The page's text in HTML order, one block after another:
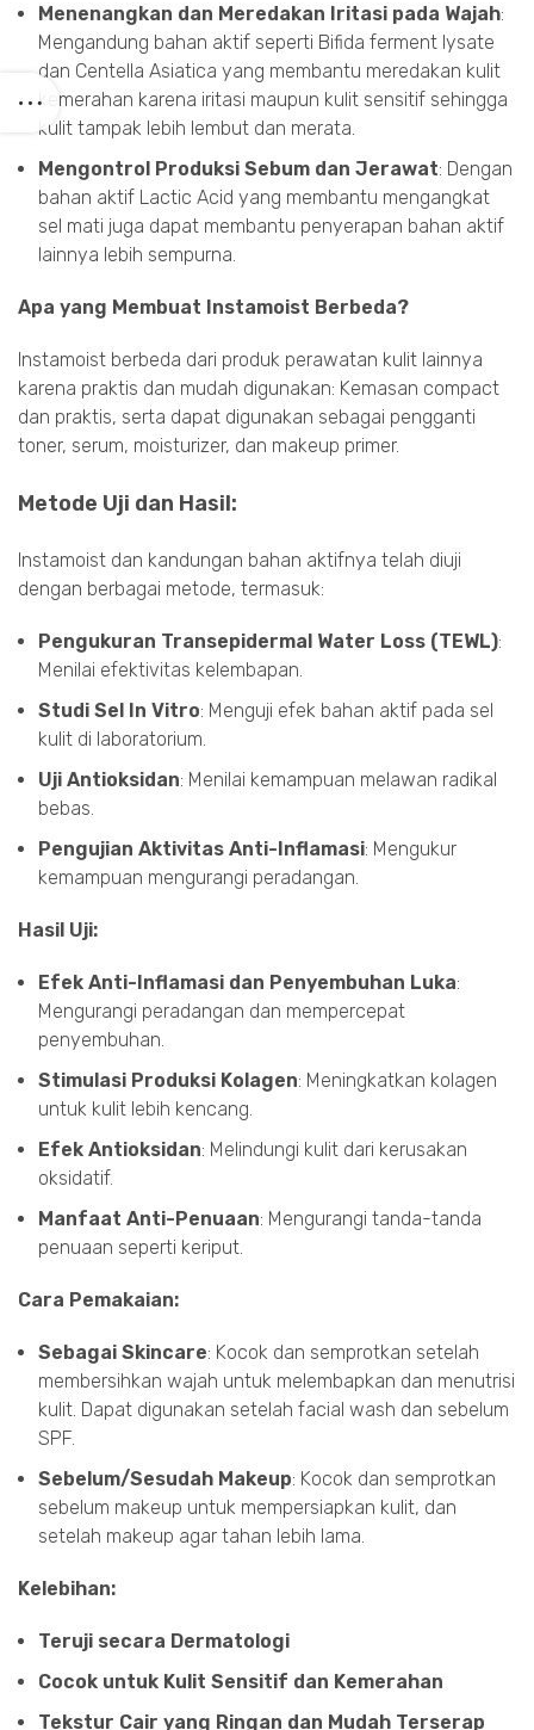
Menenangkan dan Meredakan Iritasi pada Wajah:
Mengandung bahan aktif seperti Bifida ferment lysate
dan Centella Asiatica yang membantu meredakan kulit
kemerahan karena iritasi maupun kulit sensitif sehingga
kulit tampak lebih lembut dan merata.
Mengontrol Produksi Sebum dan Jerawat: Dengan
bahan aktif Lactic Acid yang membantu mengangkat
sel mati juga dapat membantu penyerapan bahan aktif
lainnya lebih sempurna.
Apa yang Membuat Instamoist Berbeda?
Instamoist berbeda dari produk perawatan kulit lainnya
karena praktis dan mudah digunakan: Kemasan compact
dan praktis, serta dapat digunakan sebagai pengganti
toner, serum, moisturizer, dan makeup primer.
Metode Uji dan Hasil:
Instamoist dan kandungan bahan aktifnya telah diuji
dengan berbagai metode, termasuk:
Pengukuran Transepidermal Water Loss (TEWL):
Menilai efektivitas kelembapan.
Studi Sel In Vitro: Menguji efek bahan aktif pada sel
kulit di laboratorium.
Uji Antioksidan: Menilai kemampuan melawan radikal
bebas.
Pengujian Aktivitas Anti-Inflamasi: Mengukur
kemampuan mengurangi peradangan.
Hasil Uji:
Efek Anti-Inflamasi dan Penyembuhan Luka:
Mengurangi peradangan dan mempercepat
penyembuhan.
Stimulasi Produksi Kolagen: Meningkatkan kolagen
untuk kulit lebih kencang.
Efek Antioksidan: Melindungi kulit dari kerusakan
oksidatif.
Manfaat Anti-Penuaan: Mengurangi tanda-tanda
penuaan seperti keriput.
Cara Pemakaian:
Sebagai Skincare: Kocok dan semprotkan setelah
membersihkan wajah untuk melembapkan dan menutrisi
kulit. Dapat digunakan setelah facial wash dan sebelum
SPF.
Sebelum/Sesudah Makeup: Kocok dan semprotkan
sebelum makeup untuk mempersiapkan kulit, dan
setelah makeup agar tahan lebih lama.
Kelebihan:
Teruji secara Dermatologi
Cocok untuk Kulit Sensitif dan Kemerahan
Tekstur Cair yang Ringan dan Mudah Terserap